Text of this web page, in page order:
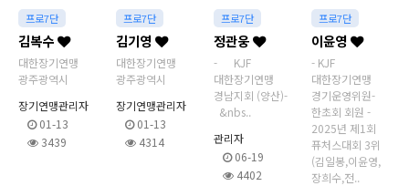
프로7단
김복수
대한장기연맹
광주광역시
장기연맹관리자
01-13
3439
프로7단
김기영
대한장기연맹
광주광역시
장기연맹관리자
01-13
4314
프로7단
정관웅
- KJF
대한장기연맹
경남지회 (양산) -
&nbs..
관리자
06-19
4402
프로7단
이윤영
- KJF
대한장기연맹
경기운영위원-
한초회 회원 -
2025년 제1회
퓨처스대회 3위
(김일봉,이윤영,
장희수,전..